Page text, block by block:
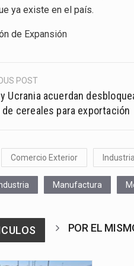
ya existe en el país.
de Expansión
POST
Ucrania acuerdan
de cereales para exportación
Comercio Exterior
Manufactura
POR EL